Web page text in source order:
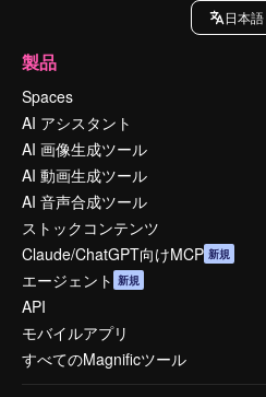
日本語
製品
Spaces
AI アシスタント
AI 画像生成ツール
AI 動画生成ツール
AI 音声合成ツール
ストックコンテンツ
Claude/ChatGPT向けMCP 新規
エージェント 新規
API
モバイルアプリ
すべてのMagnificツール